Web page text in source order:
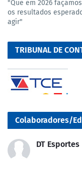
"Que em 2026
os resultados
agir"
TRIBUNAL DE
Colaboradores/
DT Esportes